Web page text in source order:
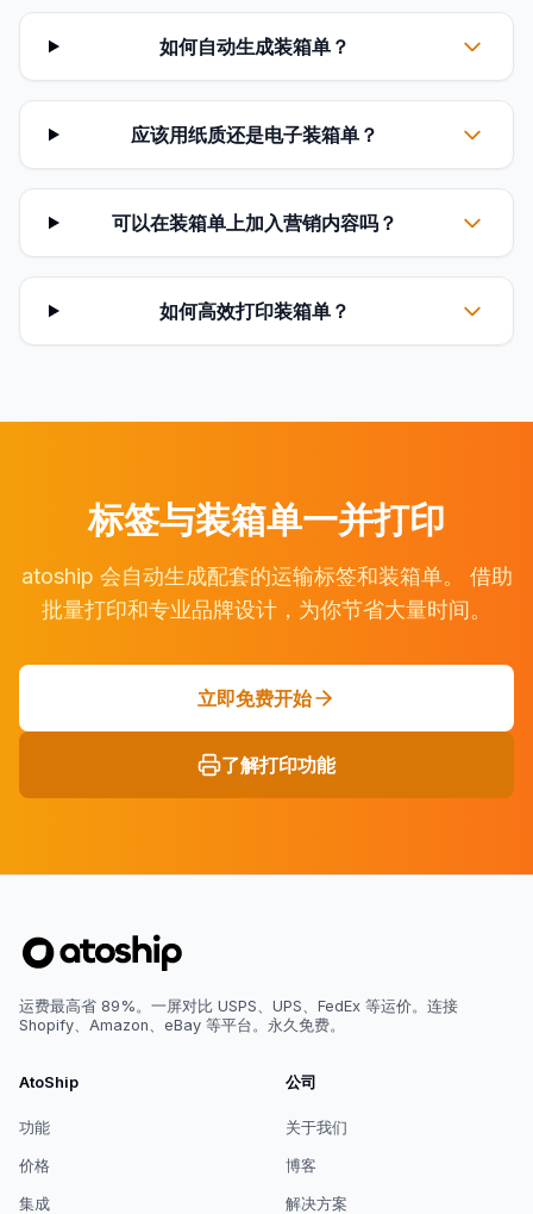
如何自动生成装箱单？
应该用纸质还是电子装箱单？
可以在装箱单上加入营销内容吗？
如何高效打印装箱单？
标签与装箱单一并打印
atoship 会自动生成配套的运输标签和装箱单。 借助
批量打印和专业品牌设计，为你节省大量时间。
立即免费开始
了解打印功能
运费最高省 89%。一屏对比 USPS、UPS、FedEx 等运价。连接
Shopify、Amazon、eBay 等平台。永久免费。
AtoShip
功能
价格
集成
公司
关于我们
博客
解决方案